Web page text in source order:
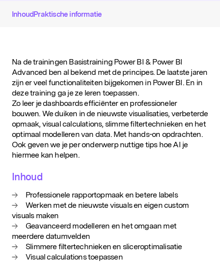
InhoudPraktische informatie
Na de trainingen Basistraining Power BI & Power BI
Advanced ben al bekend met de principes. De laatste jaren
zijn er veel functionaliteiten bijgekomen in Power BI. En in
deze training ga je ze leren toepassen.
Zo leer je dashboards efficiënter en professioneler
bouwen. We duiken in de nieuwste visualisaties, verbeterde
opmaak, visual calculations, slimme filtertechnieken en het
optimaal modelleren van data. Met hands-on opdrachten.
Ook geven we je per onderwerp nuttige tips hoe AI je
hiermee kan helpen.
Inhoud
Professionele rapportopmaak en betere labels
Werken met de nieuwste visuals en eigen custom
visuals maken
Geavanceerd modelleren en het omgaan met
meerdere datumvelden
Slimmere filtertechnieken en sliceroptimalisatie
Visual calculations toepassen
vrijstelling
Ik wil me inschrijven voor de D&IN
nieuwsbrief